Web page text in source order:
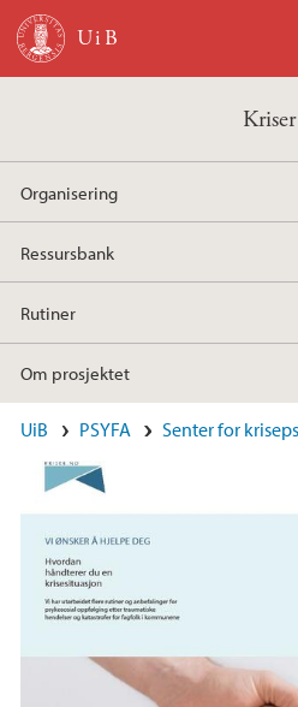
Hopp til hovedinnhold
Kriser
Organisering
Ressursbank
Rutiner
Om prosjektet
Hovedinnhold
UiB PSYFA Senter for